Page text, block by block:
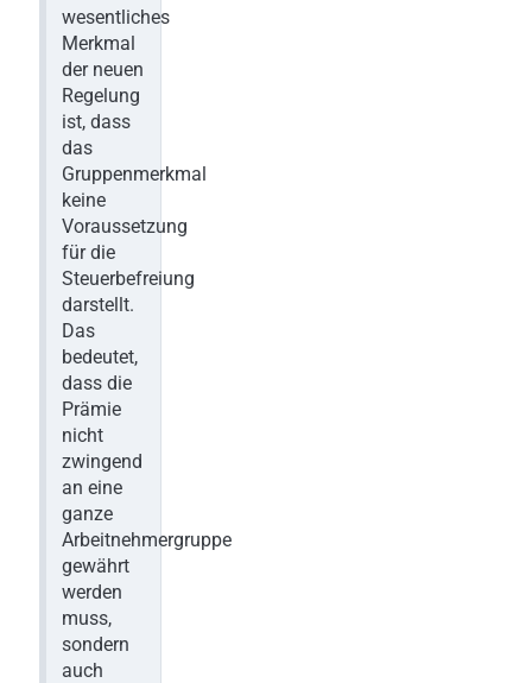
wesentliches
Merkmal
der neuen
Regelung
ist, dass
das
Gruppenmerkmal
keine
Voraussetzung
für die
Steuerbefreiung
darstellt.
Das
bedeutet,
dass die
Prämie
nicht
zwingend
an eine
ganze
Arbeitnehmergruppe
gewährt
werden
muss,
sondern
auch